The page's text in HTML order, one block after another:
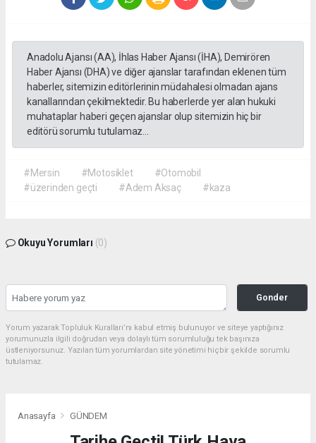
Anadolu Ajansı (AA), İhlas Haber Ajansı (İHA), Demirören
Haber Ajansı (DHA) ve diğer ajanslar tarafından eklenen tüm
haberler, sitemizin editörlerinin müdahalesi olmadan ajans
kanallarından çekilmektedir. Bu haberlerde yer alan hukuki
muhataplar haberi geçen ajanslar olup sitemizin hiç bir
editörü sorumlu tutulamaz...
#Mersin #Motosiklet
#Otomobil
#üzerinden geçti
#Adem Aksaç #kaza
Okuyu Yorumları (0)
Gonder
Yorum yazarak Topluluk Kuralları’nı kabul etmiş bulunuyor ve siteye yaptığınız
yorumunuzla ilgili doğrudan veya dolaylı tüm sorumluluğu tek başınıza
üstleniyorsunuz. Yazılan tüm yorumlardan site yönetimi hiçbir şekilde sorumlu
tutulamaz.
Anasayfa GÜNDEM